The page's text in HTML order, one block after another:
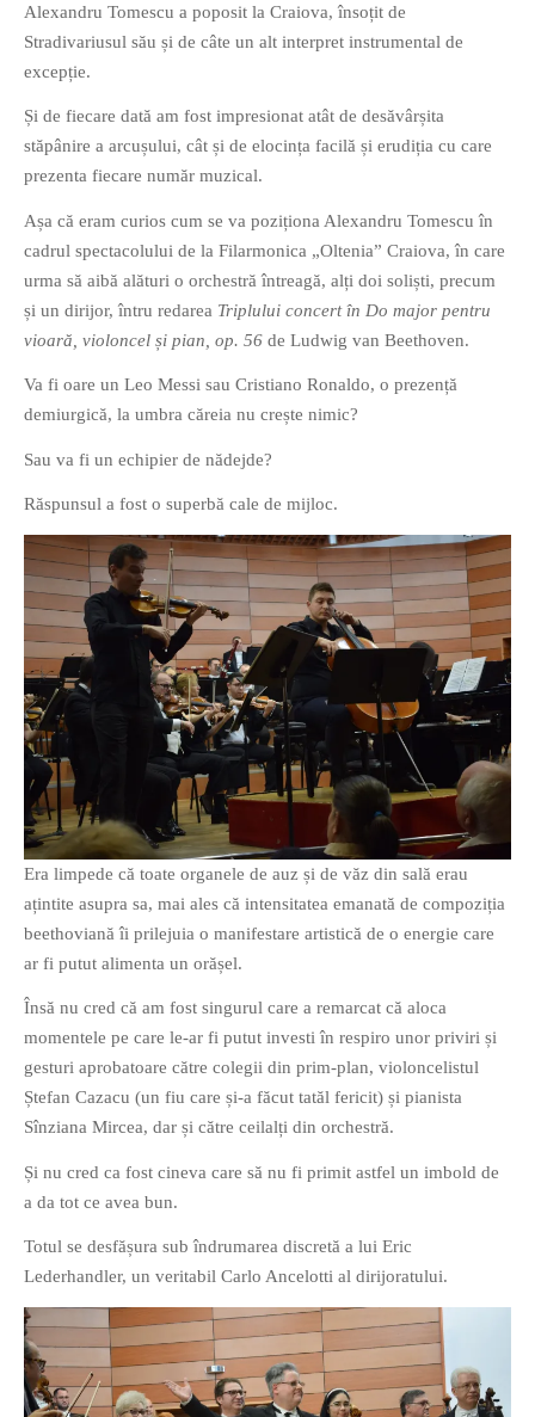
DESCARCĂ!
If you like movies, words and
mind games, then this is the
challenge of creating your
own acrostics and describing
famous movies by using the
very letters of their titles!
RASFOIESTE
PAGINI
Ce fac?
Clasicul „Despre mine…”
Contact
Descarca povestirea Floare
Download 101 Movie
PRIETENI DIN AFARA BRESLEI
Vreau-schimbare.ro
PRIETENI DIN BREASLA
Alexandru Tomescu a poposit la Craiova, însoțit de
Stradivariusul său și de câte un alt interpret instrumental de
excepție.
Și de fiecare dată am fost impresionat atât de desăvârșita
stăpânire a arcușului, cât și de elocința facilă și erudiția cu care
prezenta fiecare număr muzical.
Așa că eram curios cum se va poziționa Alexandru Tomescu în
cadrul spectacolului de la Filarmonica „Oltenia” Craiova, în care
urma să aibă alături o orchestră întreagă, alți doi soliști, precum
și un dirijor, întru redarea Triplului concert în Do major pentru
vioară, violoncel și pian, op. 56 de Ludwig van Beethoven.
Va fi oare un Leo Messi sau Cristiano Ronaldo, o prezență
demiurgică, la umbra căreia nu crește nimic?
Sau va fi un echipier de nădejde?
Răspunsul a fost o superbă cale de mijloc.
Era limpede că toate organele de auz și de văz din sală erau
ațintite asupra sa, mai ales că intensitatea emanată de compoziția
beethoviană îi prilejuia o manifestare artistică de o energie care
ar fi putut alimenta un orășel.
Însă nu cred că am fost singurul care a remarcat că aloca
momentele pe care le-ar fi putut investi în respiro unor priviri și
gesturi aprobatoare către colegii din prim-plan, violoncelistul
Ștefan Cazacu (un fiu care și-a făcut tatăl fericit) și pianista
Sînziana Mircea, dar și către ceilalți din orchestră.
Și nu cred ca fost cineva care să nu fi primit astfel un imbold de
a da tot ce avea bun.
Totul se desfășura sub îndrumarea discretă a lui Eric
Lederhandler, un veritabil Carlo Ancelotti al dirijoratului.